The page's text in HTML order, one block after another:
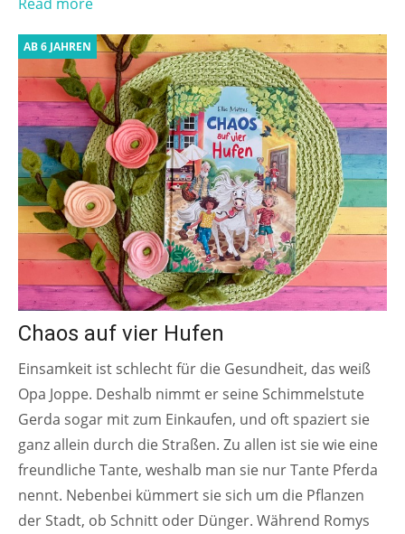
AB 6 JAHREN
Chaos auf vier Hufen
Einsamkeit ist schlecht für die Gesundheit, das weiß
Opa Joppe. Deshalb nimmt er seine Schimmelstute
Gerda sogar mit zum Einkaufen, und oft spaziert sie
ganz allein durch die Straßen. Zu allen ist sie wie eine
freundliche Tante, weshalb man sie nur Tante Pferda
nennt. Nebenbei kümmert sie sich um die Pflanzen
der Stadt, ob Schnitt oder Dünger. Während Romys